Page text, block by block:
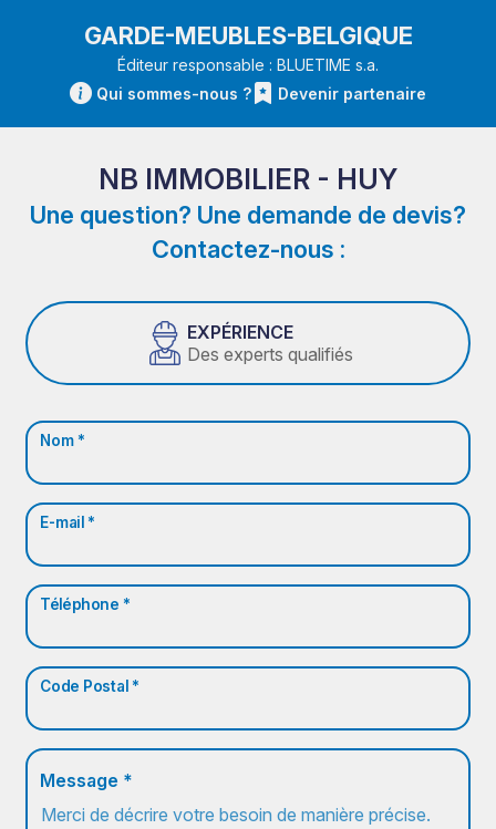
GARDE-MEUBLES-BELGIQUE
Éditeur responsable : BLUETIME s.a.
Qui sommes-nous ?
Devenir partenaire
NB IMMOBILIER - HUY
Une question? Une demande de devis?
Contactez-nous :
EXPÉRIENCE
Des experts qualifiés
Nom *
E-mail *
Téléphone *
Code Postal *
Message *